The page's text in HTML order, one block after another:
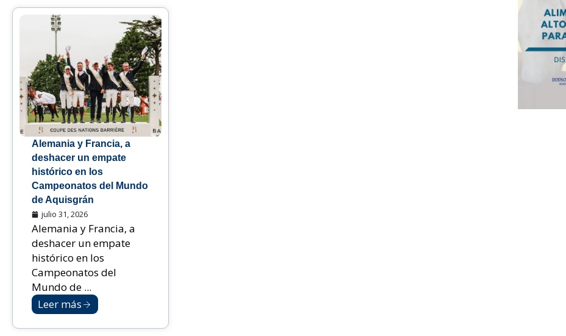
Alemania y Francia, a
deshacer un empate
histórico en los
Campeonatos del Mundo
de Aquisgrán
julio 31, 2026
Alemania y Francia, a
deshacer un empate
histórico en los
Campeonatos del
Mundo de ...
Leer más